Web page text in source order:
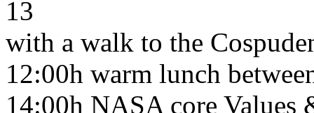
13
with a walk to the
12:00h warm lunch
14:00h NASA core